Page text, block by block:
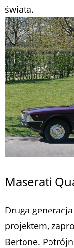
świata.
Maserati
Druga
projektem,
Bertone.